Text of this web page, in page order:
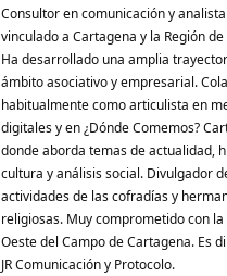
Consultor en comunicación y
vinculado a Cartagena y la Región
Ha desarrollado una amplia
ámbito asociativo y empresarial.
habitualmente como articulista en
digitales y en ¿Dónde Comemos?
donde aborda temas de actualidad,
cultura y análisis social. Divulgador
actividades de las cofradías y
religiosas. Muy comprometido con la
Oeste del Campo de Cartagena. Es
JR Comunicación y Protocolo.